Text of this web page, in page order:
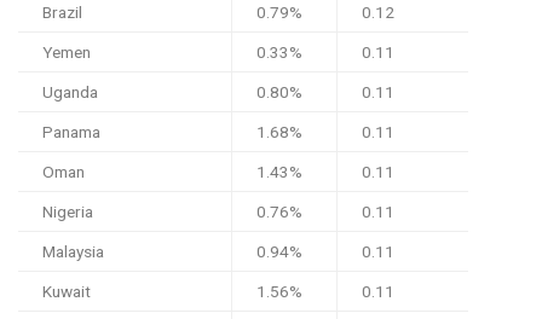
Brazil 0.79% 0.12
Yemen 0.33% 0.11
Uganda 0.80% 0.11
Panama 1.68% 0.11
Oman 1.43% 0.11
Nigeria 0.76% 0.11
Malaysia 0.94% 0.11
Kuwait 1.56% 0.11